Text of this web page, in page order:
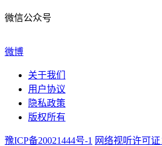
微信公众号
微博
关于我们
用户协议
隐私政策
版权所有
豫ICP备20021444号-1 网络视听许可证